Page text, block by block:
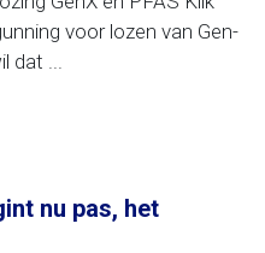
voor lozen van Gen-
dat ...
nu pas, het